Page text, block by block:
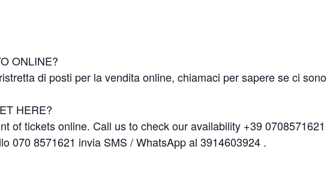
ONLINE?
di posti per la vendita online, chiamaci per sapere se ci sono
HERE?
of tickets online. Call us to check our availability +39 0708571621
070 8571621 invia SMS / WhatsApp al 3914603924 .